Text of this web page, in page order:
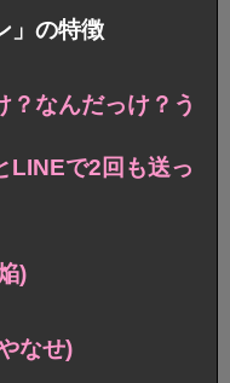
」の特徴
？なんだっけ？う
LINEで2回も送っ
)
なせ)